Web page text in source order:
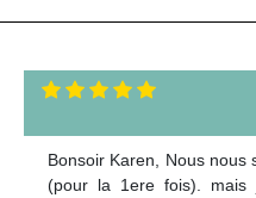
Bonsoir Karen, Nous nous
(pour la 1ere fois). mais